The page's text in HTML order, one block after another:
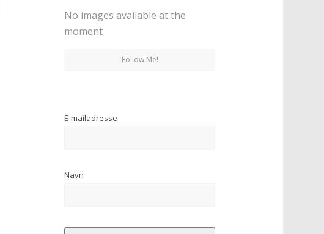
No images available at the
moment
Follow Me!
E-mailadresse
Navn